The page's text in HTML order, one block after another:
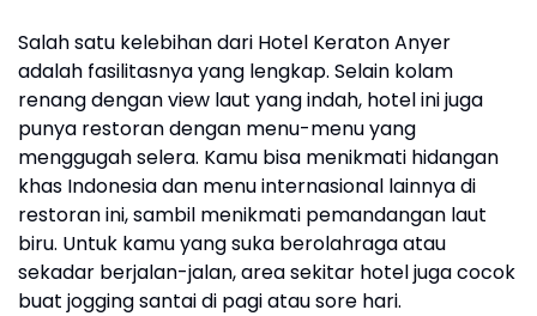
Salah satu kelebihan dari Hotel Keraton Anyer
adalah fasilitasnya yang lengkap. Selain kolam
renang dengan view laut yang indah, hotel ini juga
punya restoran dengan menu-menu yang
menggugah selera. Kamu bisa menikmati hidangan
khas Indonesia dan menu internasional lainnya di
restoran ini, sambil menikmati pemandangan laut
biru. Untuk kamu yang suka berolahraga atau
sekadar berjalan-jalan, area sekitar hotel juga cocok
buat jogging santai di pagi atau sore hari.